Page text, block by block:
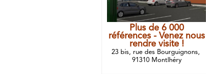
Plus de 6 000
références - Venez nous
rendre visite !
23 bis, rue des Bourguignons,
91310 Montlhéry